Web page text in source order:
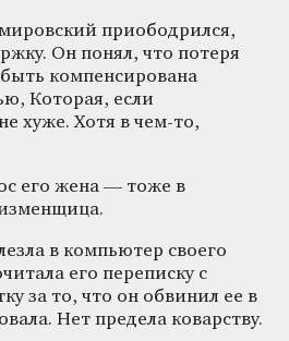
приободрился,
Он понял, что потеря
компенсирована
Которая, если
хуже. Хотя в чем-то,
его жена — тоже в
в компьютер своего
его переписку с
за то, что он обвинил ее в
Нет предела коварству.